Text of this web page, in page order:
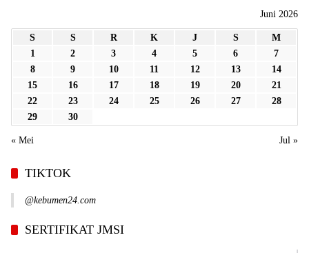
Juni 2026
S S R K J S
M
1
2 3 4 5 6
7
8
9 10 11 12 13
14
15
16 17 18 19 20
21
22
23 24 25 26 27
28
29
30
« Mei Jul »
TIKTOK
@kebumen24.com
SERTIFIKAT JMSI